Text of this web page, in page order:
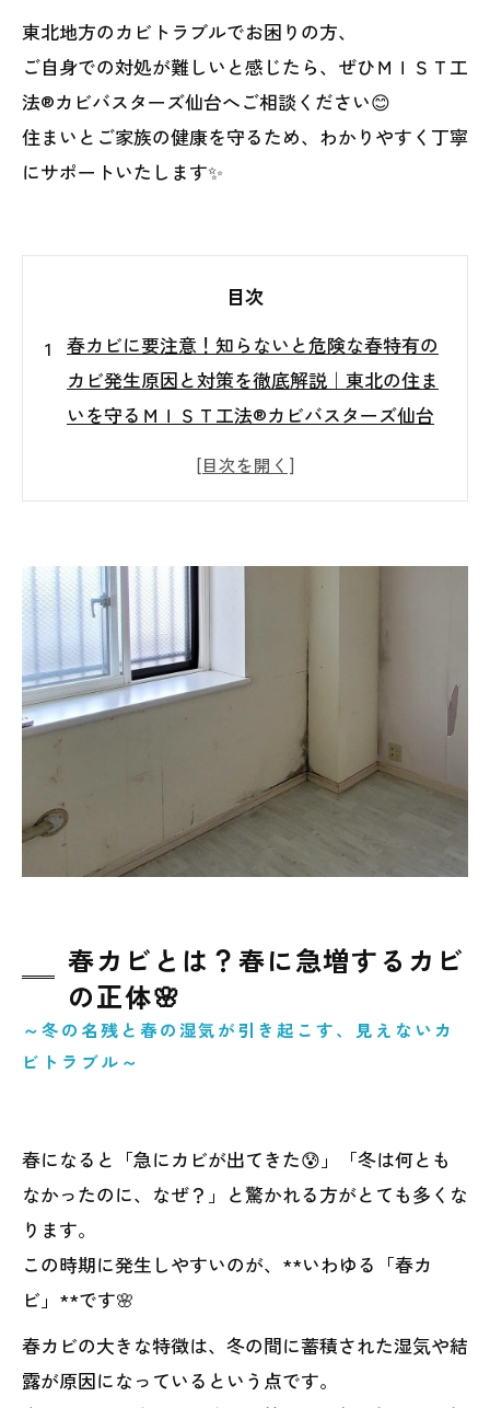
東北地方のカビトラブルでお困りの方、
ご自身での対処が難しいと感じたら、ぜひＭＩＳＴ工
法®カビバスターズ仙台へご相談ください😊
住まいとご家族の健康を守るため、わかりやすく丁寧
にサポートいたします✨
目次
春カビに要注意！知らないと危険な春特有の
カビ発生原因と対策を徹底解説｜東北の住ま
いを守るＭＩＳＴ工法®カビバスターズ仙台
春カビとは？春に急増するカビの正体🌸
春カビが発生しやすい場所とは？🏠
か？🏠
春カビ対策で最初にやるべきことは「原因を
知ること」🔍
春カビが心配な方に「真菌検査」をおすすめ
する理由🧪
東北地方で春カビが起こりやすい本当の理由
春カビを放置するとどうなる？😨
自分でできる！春カビの簡単チェックポイン
こんな時は要注意！専門家に相談すべきタイ
ミング📞
春カビで悩まないために｜まとめとＭＩＳＴ
工法®カビバスターズ仙台からのメッセージ
春カビとは？春に急増するカビ
の正体🌸
～冬の名残と春の湿気が引き起こす、見えないカ
ビトラブル～
春になると「急にカビが出てきた😰」「冬は何とも
なかったのに、なぜ？」と驚かれる方がとても多くな
ります。
この時期に発生しやすいのが、**いわゆる「春カ
ビ」**です🌸
春カビの大きな特徴は、冬の間に蓄積された湿気や結
露が原因になっているという点です。